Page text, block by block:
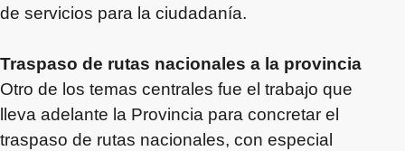
de servicios para la ciudadanía.
Traspaso de rutas nacionales a la provincia
Otro de los temas centrales fue el trabajo que
lleva adelante la Provincia para concretar el
traspaso de rutas nacionales, con especial